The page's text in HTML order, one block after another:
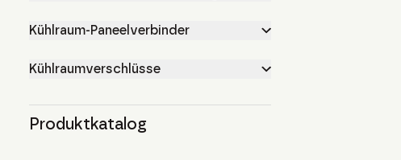
Kühlraum-Paneelverbinder
Kühlraumverschlüsse
Produktkatalog